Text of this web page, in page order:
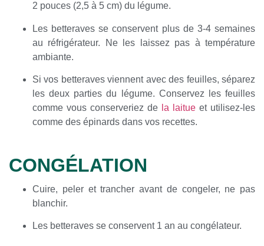
2 pouces (2,5 à 5 cm) du légume.
Les betteraves se conservent plus de 3-4 semaines
au réfrigérateur. Ne les laissez pas à température
ambiante.
Si vos betteraves viennent avec des feuilles, séparez
les deux parties du légume. Conservez les feuilles
comme vous conserveriez de la laitue et utilisez-les
comme des épinards dans vos recettes.
CONGÉLATION
Cuire, peler et trancher avant de congeler, ne pas
blanchir.
Les betteraves se conservent 1 an au congélateur.